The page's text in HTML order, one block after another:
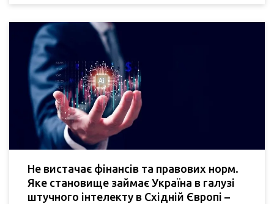
Не вистачає фінансів та правових норм.
Яке становище займає Україна в галузі
штучного інтелекту в Східній Європі –